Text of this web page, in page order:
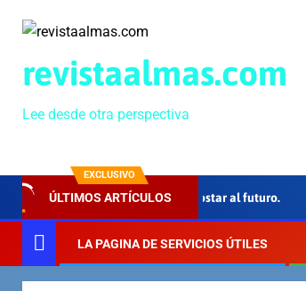
revistaalmas.com
Lee desde otra perspectiva
EXCLUSIVO
ÚLTIMOS ARTÍCULOS
Grande”, 40 años de apostar al futuro.
LA PAGINA DE SERVICIOS ÚTILES